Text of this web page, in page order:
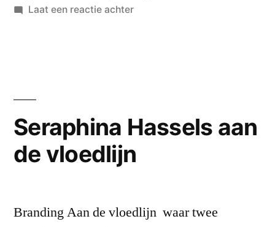
in
Laat een reactie achterop
moeder,
Battenberg
Seraphina Hassels aan
de vloedlijn
Branding Aan de vloedlijn waar twee